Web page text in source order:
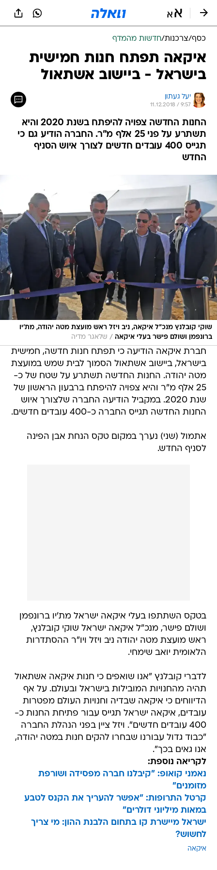
כסף/צרכנות/חדשות מהמדף
איקאה תפתח חנות חמישית
בישראל - ביישוב אשתאול
יעל געתון
11.12.2018 / 9:57
החנות החדשה צפויה להיפתח בשנת 2020 והיא
תשתרע על פני 25 אלף מ"ר. החברה הודיע גם כי
תגייס 400 עובדים חדשים לצורך איוש הסניף
החדש
שוקי קובלנץ מנכ"ל איקאה, ניב ויזל ראש מועצת מטה יהודה, מת'יו
ברונפמן ושולם פישר בעלי איקאה / שלאגר מדיה
חברת איקאה הודיעה כי תפתח חנות חדשה, חמישית
בישראל, ביישוב אשתאול הסמוך לבית שמש במועצת
מטה יהודה. החנות החדשה תשתרע על שטח של כ-
25 אלף מ"ר והיא צפויה להיפתח ברבעון הראשון של
שנת 2020. במקביל הודיעה החברה שלצורך איוש
החנות החדשה תגייס החברה כ-400 עובדים חדשים.
אתמול (שני) נערך במקום טקס הנחת אבן הפינה
לסניף החדש.
בטקס השתתפו בעלי איקאה ישראל מת'יו ברונפמן
ושולם פישר, מנכ"ל איקאה ישראל שוקי קובלנץ,
ראש מועצת מטה יהודה ניב ויזל ויו"ר ההסתדרות
הלאומית יואב שימחי.
לדברי קובלנץ "אנו שואפים כי חנות איקאה אשתאול
תהיה מהחנויות המובילות בישראל ובעולם. על אף
הדיווחים כי איקאה שבדיה וחנויות העולם מפטרות
עובדים, איקאה ישראל תגייס עבור פתיחת החנות כ-
400 עובדים חדשים". ויזל ציין בפני הנהלת החברה
"כבוד גדול עבורנו שבחרו להקים חנות במטה יהודה,
אנו גאים בכך".
לקריאה נוספת:
נאמני קואופ: "קיבלנו חברה מפסידה ושורפת
מזומנים"
קרטל התרופות: "אפשר להעריך את הקנס לטבע
במאות מיליוני דולרים"
ישראל מיישרת קו בתחום הלבנת ההון: מי צריך
לחשוש?
איקאה